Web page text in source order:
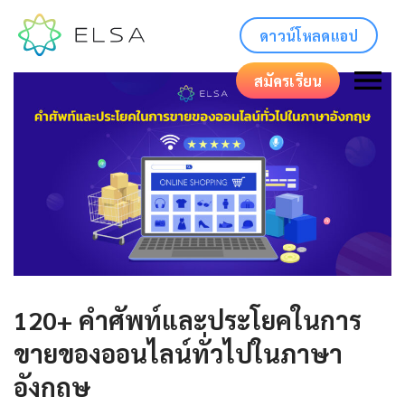
ดาวน์โหลดแอป
สมัครเรียน
120+ คำศัพท์และประโยคในการ
ขายของออนไลน์ทั่วไปในภาษา
อังกฤษ